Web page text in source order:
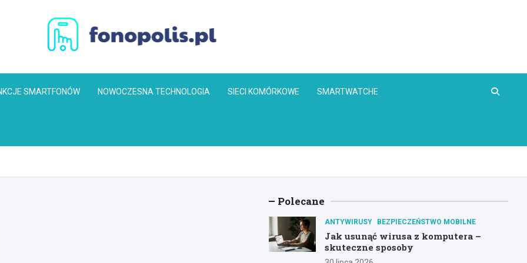
Fonopolis.pl
SMARTFONÓW NOWOCZESNA TECHNOLOGIA SIECI KOMÓRKOWE SMARTWATCHE
Polecane
ANTYWIRUSY BEZPIECZEŃSTWO MOBILNE
Jak usunąć wirusa z komputera –
skuteczne sposoby